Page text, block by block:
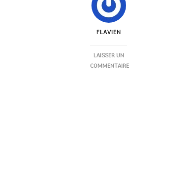
FLAVIEN
LAISSER UN
COMMENTAIRE